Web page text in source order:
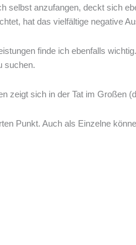
selbst anzufangen, deckt sich
hat das vielfältige negative
finde ich ebenfalls
suchen.
zeigt sich in der Tat im Großen
Punkt. Auch als Einzelne